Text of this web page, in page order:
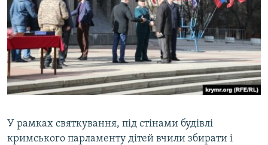
У рамках святкування, під стінами будівлі
кримського парламенту дітей вчили збирати і